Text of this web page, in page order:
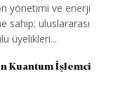
yönetimi ve enerji
sahip; uluslararası
üyelikleri...
Kuantum İşlemci